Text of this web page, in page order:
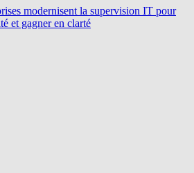
modernisent la supervision IT pour
et gagner en clarté